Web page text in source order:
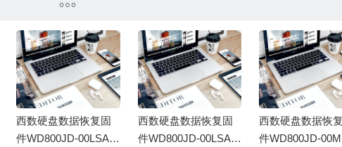
WX31D399DV9Y-
0003004R-2700
西数硬盘数据恢复固
件WD800JD-00LSA5-
西数硬盘数据恢复固
件WD800JD-00LSA0-
西数硬盘数据恢
件WD800JD-